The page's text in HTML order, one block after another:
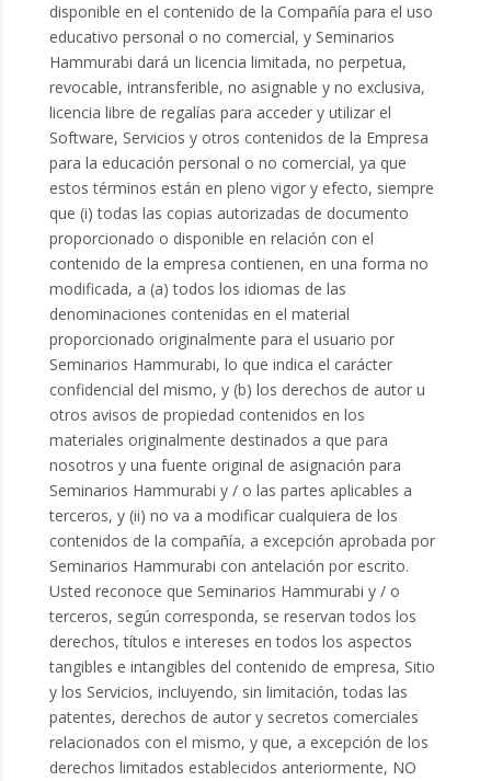
disponible en el contenido de la Compañía para el uso
educativo personal o no comercial, y Seminarios
Hammurabi dará un licencia limitada, no perpetua,
revocable, intransferible, no asignable y no exclusiva,
licencia libre de regalías para acceder y utilizar el
Software, Servicios y otros contenidos de la Empresa
para la educación personal o no comercial, ya que
estos términos están en pleno vigor y efecto, siempre
que (i) todas las copias autorizadas de documento
proporcionado o disponible en relación con el
contenido de la empresa contienen, en una forma no
modificada, a (a) todos los idiomas de las
denominaciones contenidas en el material
proporcionado originalmente para el usuario por
Seminarios Hammurabi, lo que indica el carácter
confidencial del mismo, y (b) los derechos de autor u
otros avisos de propiedad contenidos en los
materiales originalmente destinados a que para
nosotros y una fuente original de asignación para
Seminarios Hammurabi y / o las partes aplicables a
terceros, y (ii) no va a modificar cualquiera de los
contenidos de la compañía, a excepción aprobada por
Seminarios Hammurabi con antelación por escrito.
Usted reconoce que Seminarios Hammurabi y / o
terceros, según corresponda, se reservan todos los
derechos, títulos e intereses en todos los aspectos
tangibles e intangibles del contenido de empresa, Sitio
y los Servicios, incluyendo, sin limitación, todas las
patentes, derechos de autor y secretos comerciales
relacionados con el mismo, y que, a excepción de los
derechos limitados establecidos anteriormente, NO